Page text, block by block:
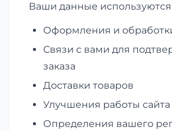
Ваши данные используются
Оформления и
Связи с вами для
заказа
Доставки товаров
Улучшения работы сайта
Определения вашего